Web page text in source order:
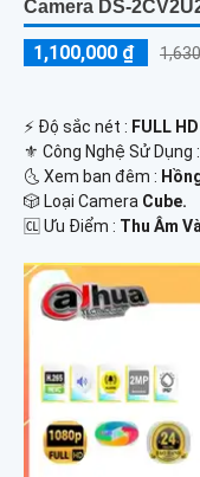
Camera DS-
1,100,000 ₫
️⚡ Độ sắc nét : FULL
⚜️ Công Nghệ Sử Dụng :
🌜 Xem ban đêm :
🎲 Loại Camera Cube.
️🆑 Ưu Điểm : Thu Âm